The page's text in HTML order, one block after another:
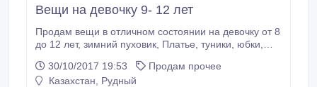
Вещи на девочку 9- 12 лет
Продам вещи в отличном состоянии на девочку от 8
до 12 лет, зимний пуховик, Платье, туники, юбки,
вещи. Цена договорная, .
30/10/2017 19:53
Продам прочее
Казахстан, Рудный